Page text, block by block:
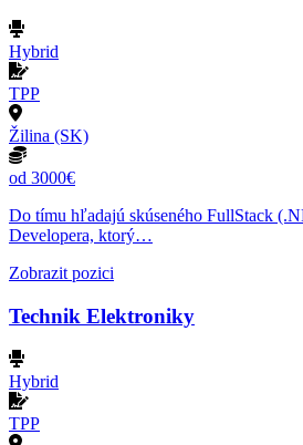
Hybrid
TPP
Žilina (SK)
od 3000€
Do tímu hľadajú skúseného FullStack
Developera, ktorý…
Zobrazit pozici
Technik Elektroniky
Hybrid
TPP